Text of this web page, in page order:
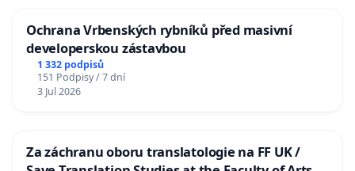
Ochrana Vrbenských rybníků před masivní
developerskou zástavbou
1 332 podpisů
151 Podpisy / 7 dní
3 Jul 2026
Za záchranu oboru translatologie na FF UK /